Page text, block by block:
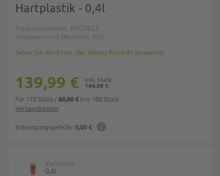
Hartplastik - 0,4l
Produktnummer P2G7827
Volumen in ml (Becher)
400
Seien Sie der Erste, der dieses Produkt bewertet
Versandkosten
Entsorgungsgebühr: 0,00 €
166,59 €
139,99 €
Für 175 Stück /80,00 € pro 100 Stück
Varianten
0,4l